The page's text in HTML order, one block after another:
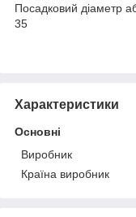
Посадковий діаметр
35
Характеристики
Основні
Виробник
Країна виробник